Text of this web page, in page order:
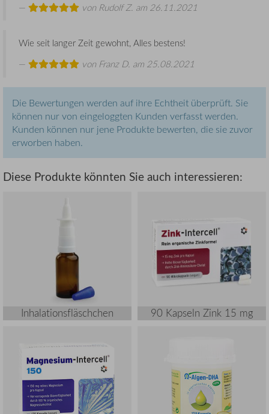
von Rudolf Z. am 26.11.2021
Wie seit langer Zeit gewohnt, Alles bestens!
von Franz D. am 25.08.2021
Die Bewertungen werden auf ihre Echtheit überprüft. Sie
können nur von eingeloggten Kunden verfasst werden.
Kunden können nur jene Produkte bewerten, die sie zuvor
erworben haben.
Diese Produkte könnten Sie auch interessieren:
Inhalationsfläschchen 90 Kapseln Zink 15 mg